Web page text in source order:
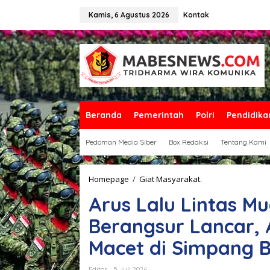
a
t
i
k
e
k
o
n
t
e
n
Kamis, 6 Agustus 2026 Kontak
Beranda Pemerintah Polri
Pedoman Media Siber Box Redaksi Tentang Kami
Homepage / Giat Masyarakat.
u
s
L
a
l
u
Arus Lalu Lintas
Berangsur Lancar,
Macet di Simpang